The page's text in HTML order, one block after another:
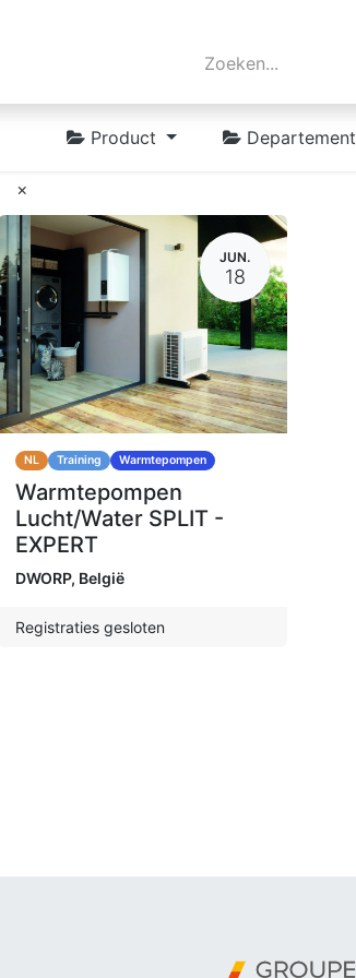
Product Departement
×
JUN.
18
NL Training Warmtepompen
Warmtepompen
Lucht/Water SPLIT -
EXPERT
DWORP, België
Registraties gesloten